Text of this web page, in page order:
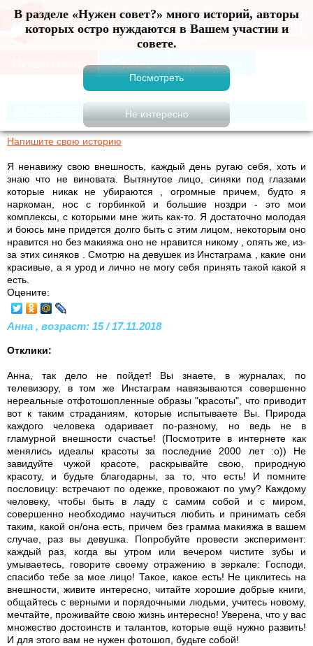
В разделе «Нужен совет?» много историй, авторы
которых остро нуждаются в Вашем участии и
совете.
Меню
Нужен совет?
Напишите свою историю
Я ненавижу свою внешность, каждый день ругаю себя, хоть и
знаю что не виновата. Вытянутое лицо, синяки под глазами
которые никак не убираются , огромные причем, будто я
наркоман, нос с горбинкой и большие ноздри - это мои
комплексы, с которыми мне жить как-то. Я достаточно молодая
и боюсь мне придется долго быть с этим лицом, некоторым оно
нравится но без макияжа оно не нравится никому , опять же, из-
за этих синяков . Смотрю на девушек из Инстаграма , какие они
красивые, а я урод и лично не могу себя принять такой какой я
есть.
Оцените:
Анна , возраст: 15 / 17.11.2018
Отклики:
Анна, так дело не пойдет! Вы знаете, в журналах, по
телевизору, в том же Инстаграм навязываются совершенно
нереальные отфотошопленные образы "красоты", что приводит
вот к таким страданиям, которые испытываете Вы. Природа
каждого человека одаривает по-разному, но ведь не в
гламурной внешности счастье! (Посмотрите в интернете как
менялись идеалы красоты за последние 2000 лет :о)) Не
завидуйте чужой красоте, раскрывайте свою, природную
красоту, и будьте благодарны, за то, что есть! И помните
пословицу: встречают по одежке, провожают по уму? Каждому
человеку, чтобы быть в ладу с самим собой и с миром,
совершенно необходимо научиться любить и принимать себя
таким, какой он/она есть, причем без грамма макияжа в вашем
случае, раз вы девушка. Попробуйте провести эксперимент:
каждый раз, когда вы утром или вечером чистите зубы и
умываетесь, говорите своему отражению в зеркале: Господи,
спасибо тебе за мое лицо! Такое, какое есть! Не циклитесь на
внешности, живите интересно, читайте хорошие добрые книги,
общайтесь с верными и порядочными людьми, учитесь новому,
мечтайте, проживайте свою жизнь интересно! Уверена, что у вас
множество достоинств и талантов, которые ещё нужно развить!
И для этого вам не нужен фотошоп, будьте собой!